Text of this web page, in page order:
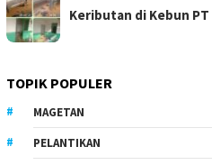
Keributan di Kebun
TOPIK POPULER
MAGETAN
PELANTIKAN